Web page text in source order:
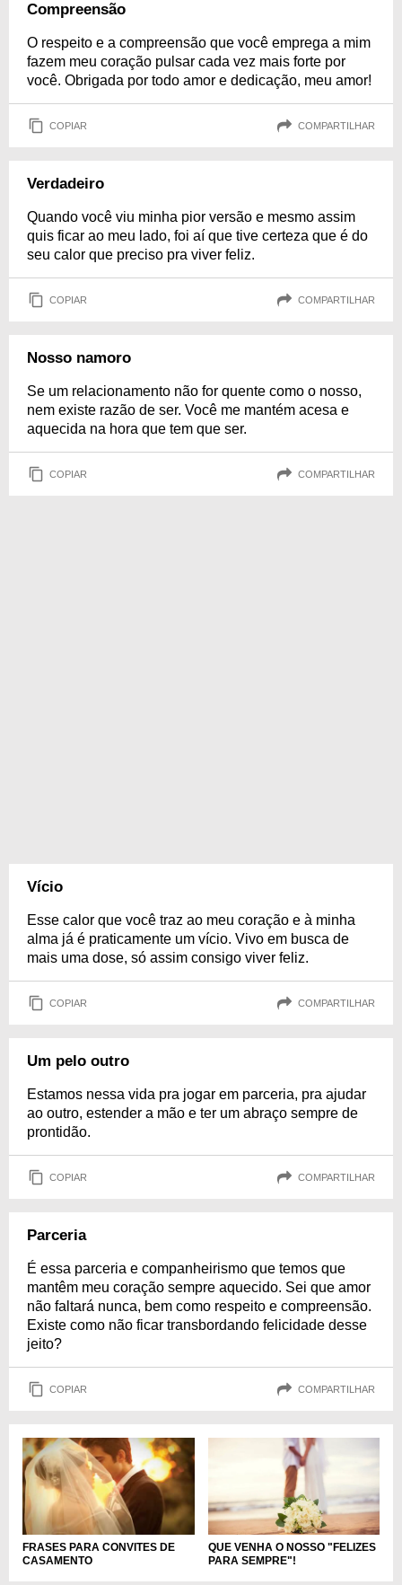
Compreensão
O respeito e a compreensão que você emprega a mim
fazem meu coração pulsar cada vez mais forte por
você. Obrigada por todo amor e dedicação, meu amor!
COPIAR COMPARTILHAR
Verdadeiro
Quando você viu minha pior versão e mesmo assim
quis ficar ao meu lado, foi aí que tive certeza que é do
seu calor que preciso pra viver feliz.
COPIAR COMPARTILHAR
Nosso namoro
Se um relacionamento não for quente como o nosso,
nem existe razão de ser. Você me mantém acesa e
aquecida na hora que tem que ser.
COPIAR COMPARTILHAR
Vício
Esse calor que você traz ao meu coração e à minha
alma já é praticamente um vício. Vivo em busca de
mais uma dose, só assim consigo viver feliz.
COPIAR COMPARTILHAR
Um pelo outro
Estamos nessa vida pra jogar em parceria, pra ajudar
ao outro, estender a mão e ter um abraço sempre de
prontidão.
COPIAR COMPARTILHAR
Parceria
É essa parceria e companheirismo que temos que
mantêm meu coração sempre aquecido. Sei que amor
não faltará nunca, bem como respeito e compreensão.
Existe como não ficar transbordando felicidade desse
jeito?
COPIAR COMPARTILHAR
FRASES PARA CONVITES DE
CASAMENTO
QUE VENHA O NOSSO "FELIZES
PARA SEMPRE"!